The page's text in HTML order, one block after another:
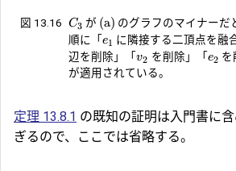
図 13.16 C3 が (a) のグラフのマイナーだ
順に「e1 に隣接する二頂点を融
辺を削除」「v2 を削除」「 e2 を
が適用されている。
定理 13.8.1 の既知の証明は入門書に
ぎるので、ここでは省略する。